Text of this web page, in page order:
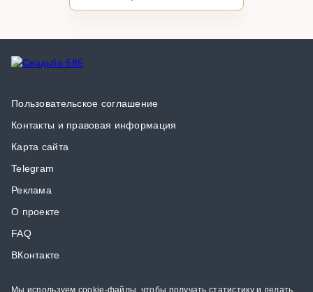
Пользовательское соглашение
Контакты и правовая информация
Карта сайта
Telegram
Реклама
О проекте
FAQ
ВКонтакте
Мы используем cookie-файлы, чтобы получать статистику и делать